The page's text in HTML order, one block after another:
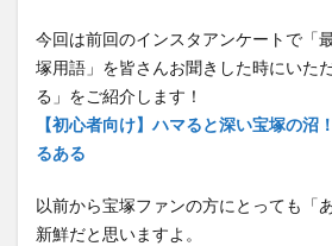
今回は前回のインスタアンケートで「
塚用語」を皆さんお聞きした時にいた
る」をご紹介します！
【初心者向け】ハマると深い宝塚の沼
るある
以前から宝塚ファンの方にとっても「
新鮮だと思いますよ。